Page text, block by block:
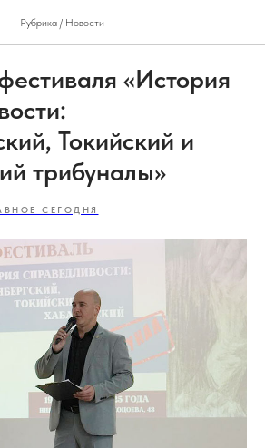
Рубрика / Новости
«История
Токийский и
трибуналы»
СЕГОДНЯ